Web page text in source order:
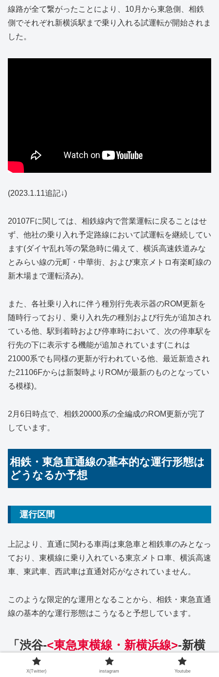
線路が全て繋がったことにより、10月から東急側、相鉄
側でそれぞれ新横浜駅まで乗り入れる試運転が開始されま
した。
(2023.1.11追記↓)
20107Fに関しては、相鉄線内で営業運転に戻ることはせ
ず、他社の乗り入れ予定路線において試運転を継続してい
ます(ダイヤ乱れ等の緊急時に備えて、横浜高速鉄道みな
とみらい線の元町・中華街、および東京メトロ有楽町線の
新木場まで運転済み)。
また、各社乗り入れに伴う種別行先表示器のROM更新を
随時行っており、乗り入れ先の種別および行先が追加され
ている他、駅到着時および停車時において、次の停車駅を
行先の下に表示する機能が追加されています(これは
21000系でも同様の更新が行われている他、最近新造され
た21106Fからは新製時よりROMが最新のものとなってい
る模様)。
2月6日時点で、相鉄20000系の全編成のROM更新が完了
しています。
相鉄・東急直通線の基本的な運行形態は
どうなるか予想
運行区間
上記より、直通に関わる車両は東急車と相鉄車のみとなっ
ており、東横線に乗り入れている東京メトロ車、横浜高速
車、東武車、西武車は直通対応がなされていません。
このような限定的な運用となることから、相鉄・東急直通
線の基本的な運行形態はこうなると予想しています。
「渋谷-<東急東横線・新横浜線>-新横
<相鉄新横浜線・本線・(いずみ野
X(Twitter) instagram Youtube